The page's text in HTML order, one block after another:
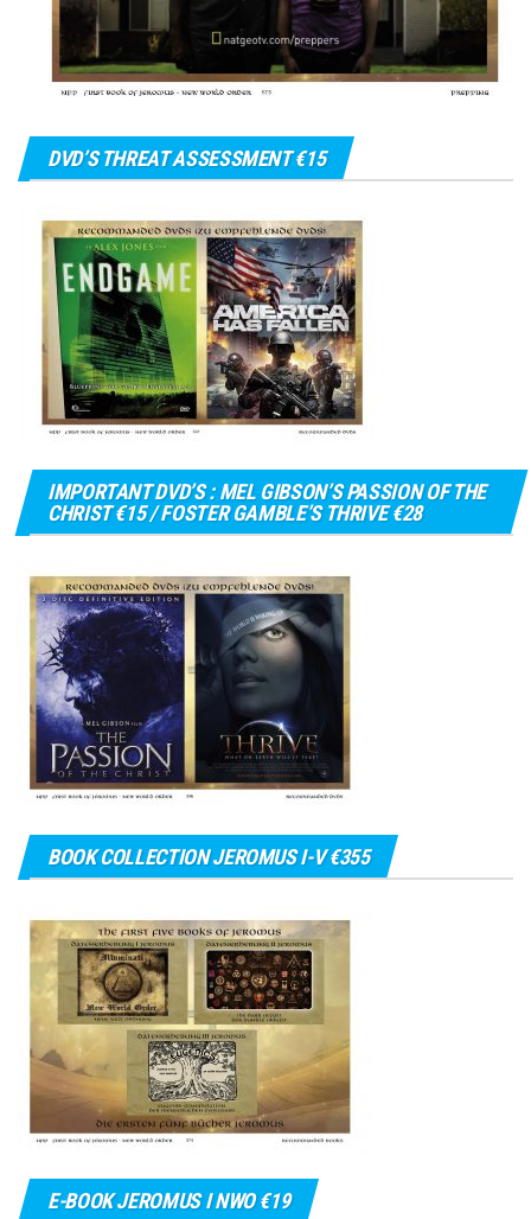
DVD’S THREAT ASSESSMENT €15
IMPORTANT DVD’S : MEL GIBSON’S PASSION OF THE
CHRIST €15 / FOSTER GAMBLE’S THRIVE €28
BOOK COLLECTION JEROMUS I-V €355
E-BOOK JEROMUS I NWO €19